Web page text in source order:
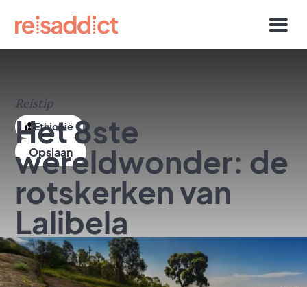
Ethiopië
Reistip
Het 8ste
wereldwonder: de
rotskerken van
Lalibela